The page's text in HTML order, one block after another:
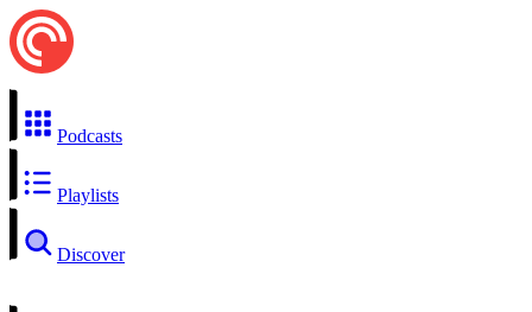
Podcasts
Playlists
Discover